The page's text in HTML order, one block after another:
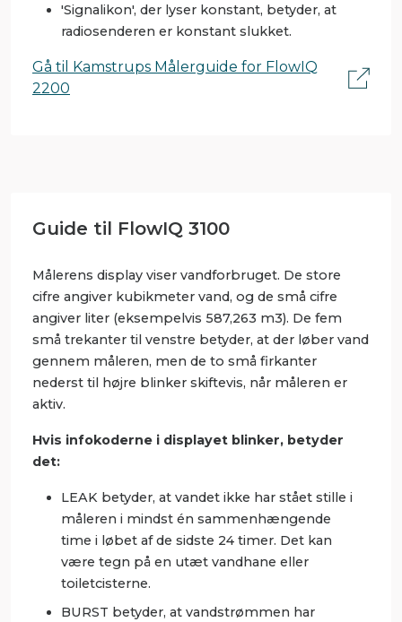
'Signalikon', der lyser konstant, betyder, at
radiosenderen er konstant slukket.
Gå til Kamstrups Målerguide for FlowIQ
2200
Guide til FlowIQ 3100
Målerens display viser vandforbruget. De store
cifre angiver kubikmeter vand, og de små cifre
angiver liter (eksempelvis 587,263 m3). De fem
små trekanter til venstre betyder, at der løber vand
gennem måleren, men de to små firkanter
nederst til højre blinker skiftevis, når måleren er
aktiv.
Hvis infokoderne i displayet blinker, betyder
det:
LEAK betyder, at vandet ikke har stået stille i
måleren i mindst én sammenhængende
time i løbet af de sidste 24 timer. Det kan
være tegn på en utæt vandhane eller
toiletcisterne.
BURST betyder, at vandstrømmen har